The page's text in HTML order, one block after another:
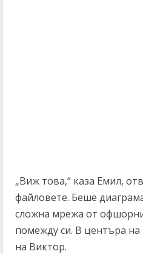
„Виж това,“ каза Емил,
файловете. Беше
сложна мрежа от
помежду си. В центъра
на Виктор.